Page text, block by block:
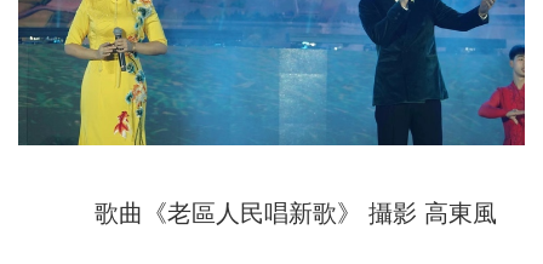
歌曲《老區人民唱新歌》 攝影 高東風